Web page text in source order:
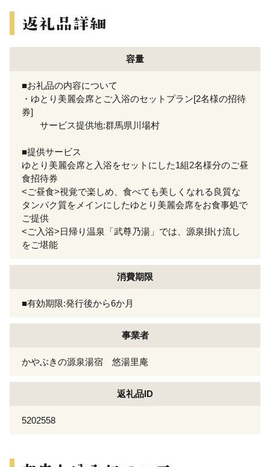
容量
■お礼品の内容について
・ゆとり美麗会席とご入浴のセットプラン[2名様の招待
券]
サービス提供地:群馬県川場村
■提供サービス
ゆとり美麗会席と入浴をセットにした1組2名様分のご昼
食招待券
<ご昼食>視覚で楽しめ、食べても美しくなれる良質な
タンパク質をメインにしたゆとり美麗会席をお食事処で
ご提供
<ご入浴>日帰り温泉「武尊乃湯」では、源泉掛け流し
をご堪能
消費期限
■有効期限:発行後から6か月
事業者
かやぶきの源泉湯宿 悠湯里庵
返礼品ID
5202558